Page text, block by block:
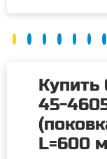
Купить
45-
L=600